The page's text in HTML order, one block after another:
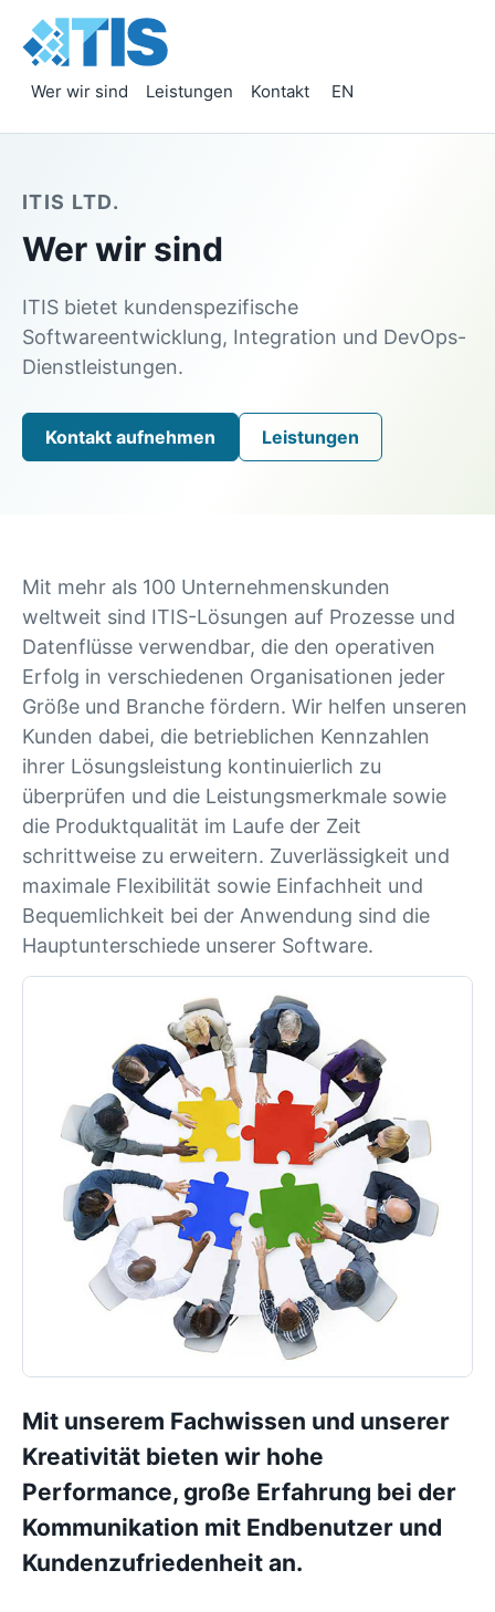
Wer wir sind Leistungen Kontakt EN
ITIS LTD.
Wer wir sind
ITIS bietet kundenspezifische
Softwareentwicklung, Integration und DevOps-
Dienstleistungen.
Kontakt aufnehmen Leistungen
Mit mehr als 100 Unternehmenskunden
weltweit sind ITIS-Lösungen auf Prozesse und
Datenflüsse verwendbar, die den operativen
Erfolg in verschiedenen Organisationen jeder
Größe und Branche fördern. Wir helfen unseren
Kunden dabei, die betrieblichen Kennzahlen
ihrer Lösungsleistung kontinuierlich zu
überprüfen und die Leistungsmerkmale sowie
die Produktqualität im Laufe der Zeit
schrittweise zu erweitern. Zuverlässigkeit und
maximale Flexibilität sowie Einfachheit und
Bequemlichkeit bei der Anwendung sind die
Hauptunterschiede unserer Software.
Mit unserem Fachwissen und unserer
Kreativität bieten wir hohe
Performance, große Erfahrung bei der
Kommunikation mit Endbenutzer und
Kundenzufriedenheit an.